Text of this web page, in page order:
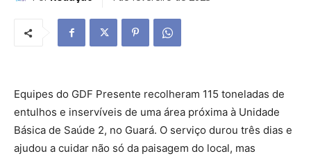
Equipes do GDF Presente recolheram 115 toneladas de
entulhos e inservíveis de uma área próxima à Unidade
Básica de Saúde 2, no Guará. O serviço durou três dias e
ajudou a cuidar não só da paisagem do local, mas